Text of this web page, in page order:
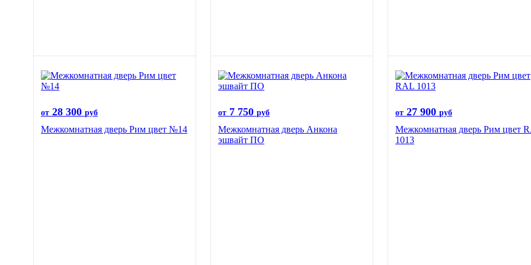
от 28 300 руб
Межкомнатная дверь Рим цвет №14
от 7 750 руб
Межкомнатная дверь Анкона
эшвайт ПО
от 27 900 руб
Межкомнатная дверь Рим цвет
1013